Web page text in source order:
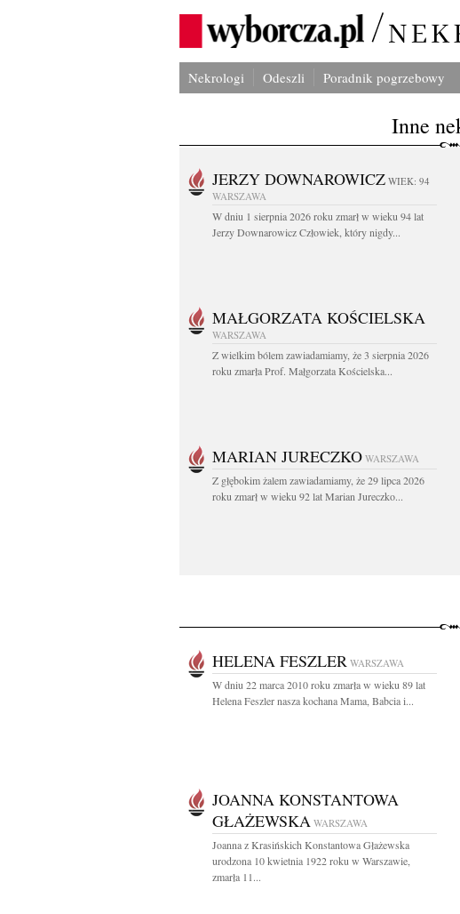
Nekrologi Odeszli Poradnik pogrzebowy
Inne
JERZY DOWNAROWICZ WIEK: 94
WARSZAWA
W dniu 1 sierpnia 2026 roku zmarł w wieku 94 lat
Jerzy Downarowicz Człowiek, który nigdy...
MAŁGORZATA KOŚCIELSKA
WARSZAWA
Z wielkim bólem zawiadamiamy, że 3 sierpnia 2026
roku zmarła Prof. Małgorzata Kościelska...
MARIAN JURECZKO WARSZAWA
Z głębokim żalem zawiadamiamy, że 29 lipca 2026
roku zmarł w wieku 92 lat Marian Jureczko...
HELENA FESZLER WARSZAWA
W dniu 22 marca 2010 roku zmarła w wieku 89 lat
Helena Feszler nasza kochana Mama, Babcia i...
JOANNA KONSTANTOWA
GŁAŻEWSKA WARSZAWA
Joanna z Krasińskich Konstantowa Głażewska
urodzona 10 kwietnia 1922 roku w Warszawie,
zmarła 11...